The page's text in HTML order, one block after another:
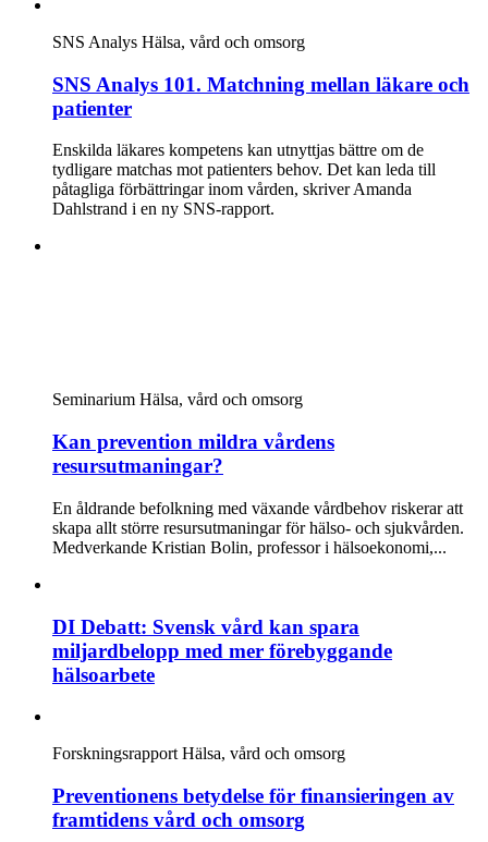
SNS Analys Hälsa, vård och omsorg
SNS Analys 101. Matchning mellan läkare och
patienter
Enskilda läkares kompetens kan utnyttjas bättre om de
tydligare matchas mot patienters behov. Det kan leda till
påtagliga förbättringar inom vården, skriver Amanda
Dahlstrand i en ny SNS-rapport.
Seminarium Hälsa, vård och omsorg
Kan prevention mildra vårdens
resursutmaningar?
En åldrande befolkning med växande vårdbehov riskerar att
skapa allt större resursutmaningar för hälso- och sjukvården.
Medverkande Kristian Bolin, professor i hälsoekonomi,...
DI Debatt: Svensk vård kan spara
miljardbelopp med mer förebyggande
hälsoarbete
Forskningsrapport Hälsa, vård och omsorg
Preventionens betydelse för finansieringen av
framtidens vård och omsorg